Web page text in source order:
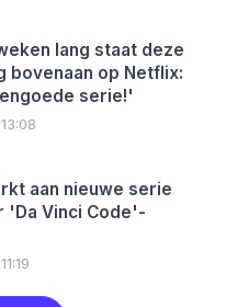
lang staat deze
bovenaan op Netflix:
serie!'
aan nieuwe serie
'Da Vinci Code'-